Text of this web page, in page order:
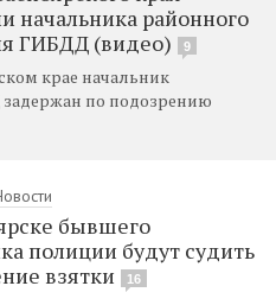
начальника районного
ГИБДД (видео)
9
крае начальник
по подозрению
бывшего
полиции будут судить
взятки
16